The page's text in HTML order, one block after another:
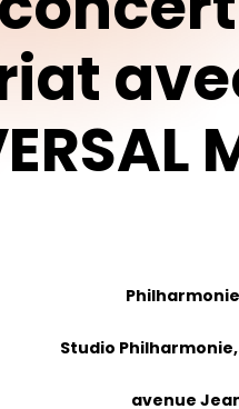
Studio
avenue